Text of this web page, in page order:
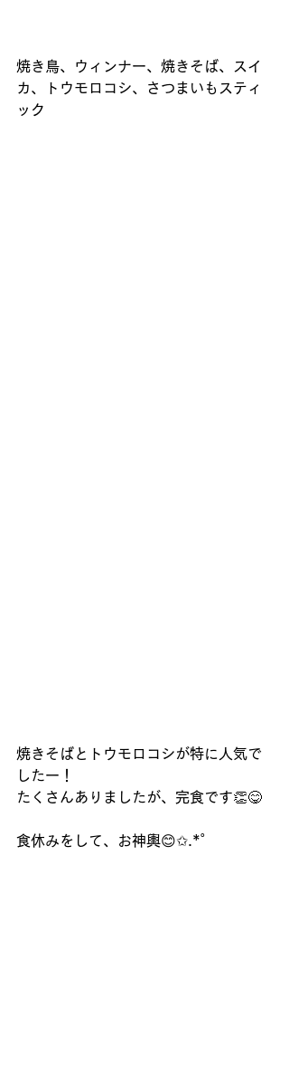
焼き鳥、ウィンナー、焼きそば、スイ
カ、トウモロコシ、さつまいもスティ
ック
焼きそばとトウモロコシが特に人気で
したー！
たくさんありましたが、完食です👏😋
食休みをして、お神輿😊✩.*˚